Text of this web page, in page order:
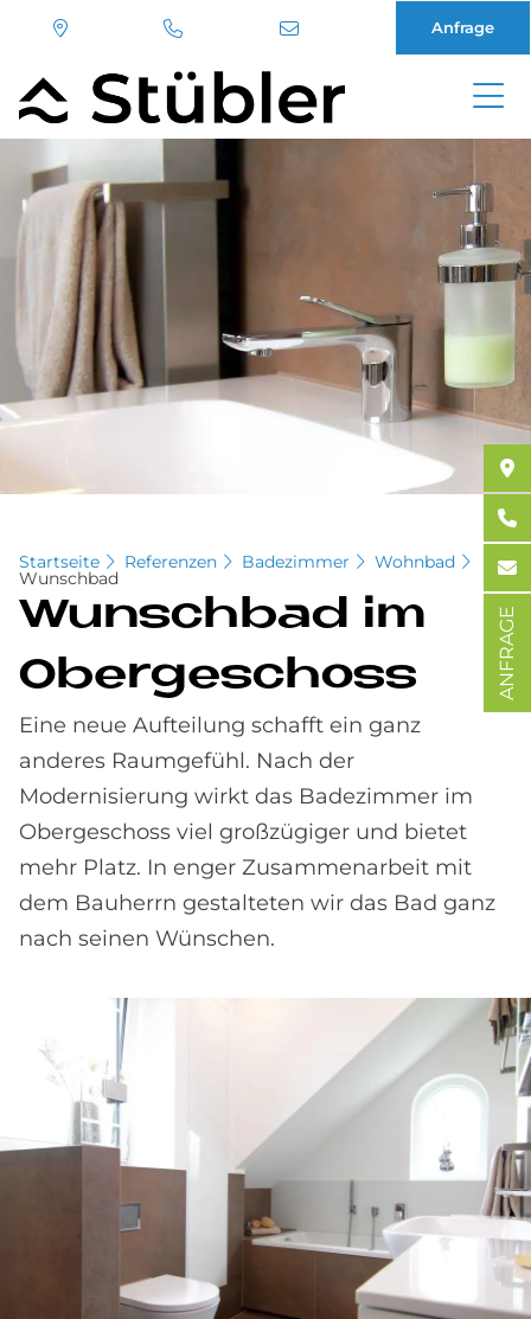
Inhalt
Anfrage
Startseite Referenzen Badezimmer Wohnbad
Wunschbad
Wunsch­bad im
Ober­ge­schoss
Eine neue Aufteilung schafft ein ganz
anderes Raumgefühl. Nach der
Modernisierung wirkt das Badezimmer im
Obergeschoss viel großzügiger und bietet
mehr Platz. In enger Zusammenarbeit mit
dem Bauherrn gestalteten wir das Bad ganz
nach seinen Wünschen.
ANFRAGE